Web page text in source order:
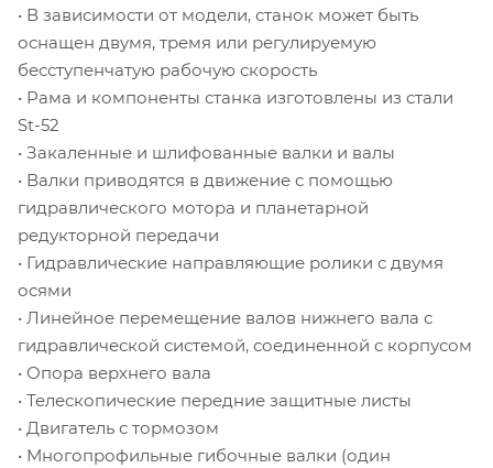
• В зависимости от модели, станок может быть
оснащен двумя, тремя или регулируемую
бесступенчатую рабочую скорость
• Рама и компоненты станка изготовлены из стали
St-52
• Закаленные и шлифованные валки и валы
• Валки приводятся в движение с помощью
гидравлического мотора и планетарной
редукторной передачи
• Гидравлические направляющие ролики с двумя
осями
• Линейное перемещение валов нижнего вала с
гидравлической системой, соединенной с корпусом
• Опора верхнего вала
• Телескопические передние защитные листы
• Двигатель с тормозом
• Многопрофильные гибочные валки (один